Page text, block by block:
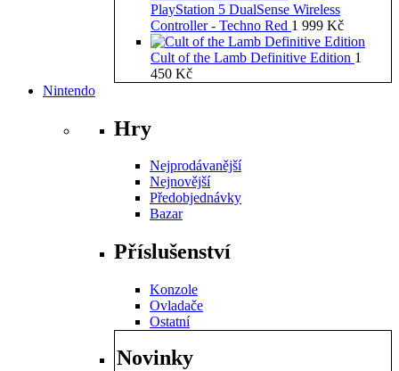
PlayStation 5 DualSense Wireless
Controller - Techno Red 1 999 Kč
Cult of the Lamb Definitive Edition 1
450 Kč
Nintendo
Hry
Nejprodávanější
Nejnovější
Předobjednávky
Bazar
Příslušenství
Konzole
Ovladače
Ostatní
Novinky